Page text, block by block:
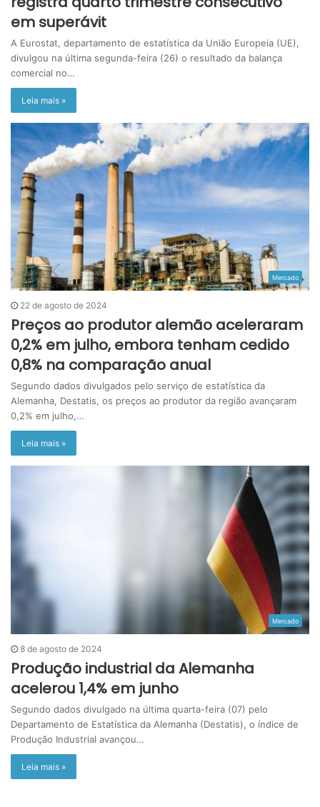
em superávit
A Eurostat, departamento de estatística da União Europeia (UE),
divulgou na última segunda-feira (26) o resultado da balança
comercial no…
Leia mais »
Mercado
22 de agosto de 2024
Preços ao produtor alemão aceleraram
0,2% em julho, embora tenham cedido
0,8% na comparação anual
Segundo dados divulgados pelo serviço de estatística da
Alemanha, Destatis, os preços ao produtor da região avançaram
0,2% em julho,…
Leia mais »
Mercado
8 de agosto de 2024
Produção industrial da Alemanha
acelerou 1,4% em junho
Segundo dados divulgado na última quarta-feira (07) pelo
Departamento de Estatística da Alemanha (Destatis), o índice de
Produção Industrial avançou…
Leia mais »